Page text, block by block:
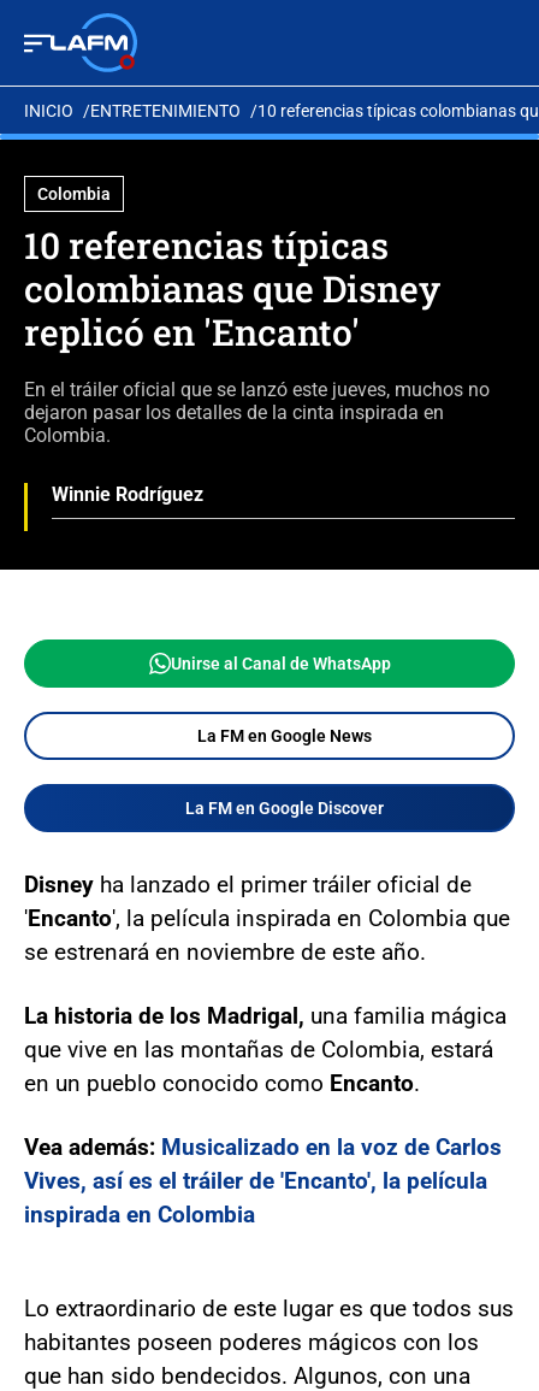
INICIO ENTRETENIMIENTO 10 referencias típicas colombianas
Colombia
10 referencias típicas
colombianas que Disney
replicó en 'Encanto'
En el tráiler oficial que se lanzó este jueves, muchos no
dejaron pasar los detalles de la cinta inspirada en
Colombia.
Winnie Rodríguez
Unirse al Canal de WhatsApp
La FM en Google News
La FM en Google Discover
Disney ha lanzado el primer tráiler oficial de
'Encanto', la película inspirada en Colombia que
se estrenará en noviembre de este año.
La historia de los Madrigal, una familia mágica
que vive en las montañas de Colombia, estará
en un pueblo conocido como Encanto.
Vea además: Musicalizado en la voz de Carlos
Vives, así es el tráiler de 'Encanto', la película
inspirada en Colombia
Lo extraordinario de este lugar es que todos sus
habitantes poseen poderes mágicos con los
que han sido bendecidos. Algunos, con una